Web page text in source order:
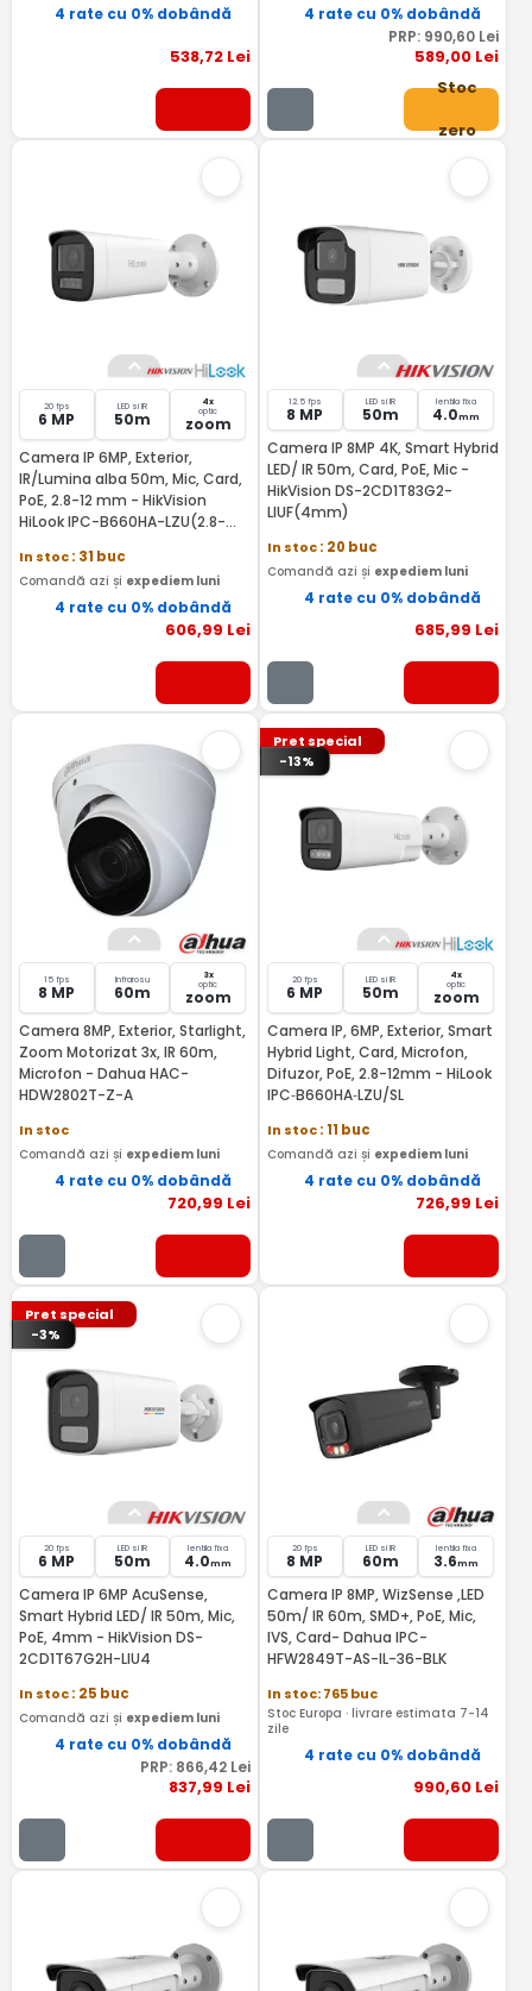
4 rate cu 0% dobândă
538,72Lei
4 rate cu 0% dobândă
PRP: 990,60 Lei
589,00 Lei
Stoc
zero
20 fps
6 MP
LED si IR
50m
4x
optic
zoom
Camera IP 6MP, Exterior,
IR/Lumina alba 50m, Mic, Card,
PoE, 2.8-12 mm - HikVision
HiLook IPC-B660HA-LZU(2.8-
In stoc: 31 buc
Comandă azi și expediem luni
4 rate cu 0% dobândă
606,99 Lei
12.5 fps
8 MP
LED si IR
50m
lentila fixa
4.0mm
Camera IP 8MP 4K, Smart Hybrid
LED/ IR 50m, Card, PoE, Mic -
HikVision DS-2CD1T83G2-
LIUF(4mm)
In stoc: 20 buc
Comandă azi și expediem luni
4 rate cu 0% dobândă
685,99 Lei
15 fps
8 MP
Infrarosu
60m
3x
optic
zoom
Camera 8MP, Exterior, Starlight,
Zoom Motorizat 3x, IR 60m,
Microfon - Dahua HAC-
HDW2802T-Z-A
In stoc
Comandă azi și expediem luni
4 rate cu 0% dobândă
720,99 Lei
Pret special
-13%
20 fps
6 MP
LED si IR
50m
4x
optic
zoom
Camera IP, 6MP, Exterior, Smart
Hybrid Light, Card, Microfon,
Difuzor, PoE, 2.8-12mm - HiLook
IPC‑B660HA‑LZU/SL
In stoc: 11 buc
Comandă azi și expediem luni
4 rate cu 0% dobândă
726,99 Lei
Pret special
-3%
20 fps
6 MP
LED si IR
50m
lentila fixa
4.0mm
Camera IP 6MP AcuSense,
Smart Hybrid LED/ IR 50m, Mic,
PoE, 4mm - HikVision DS-
2CD1T67G2H-LIU4
In stoc: 25 buc
Comandă azi și expediem luni
4 rate cu 0% dobândă
PRP: 866,42Lei
837,99 Lei
20 fps
8 MP
LED si IR
60m
lentila fixa
3.6mm
Camera IP 8MP, WizSense ,LED
50m/ IR 60m, SMD+, PoE, Mic,
IVS, Card- Dahua IPC-
HFW2849T-AS-IL-36-BLK
In stoc: 765 buc
Stoc Europa · livrare estimata 7-14
zile
4 rate cu 0% dobândă
990,60 Lei